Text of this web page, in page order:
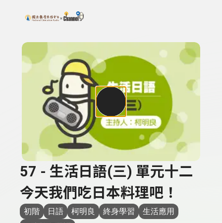
上方功能區塊
搜尋關鍵字：可輸入節目名稱、主持人或關鍵字
57 - 生活日語(三) 單元十二
今天我們吃日本料理吧！
初階 日語 柯明良 終身學習
生活應用